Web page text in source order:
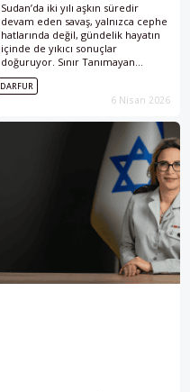
Sudan’da iki yılı aşkın süredir
devam eden savaş, yalnızca cephe
hatlarında değil, gündelik hayatın
içinde de yıkıcı sonuçlar
doğuruyor. Sınır Tanımayan
Doktorlar (MSF) tarafından
yayımlanan yeni rapor, cinsel
şiddetin çatışmanın sistematik ve
geldiğini ortaya koyuyor. Veriler,
mağdurların büyük çoğunluğunun
kadınlar ve kız çocukları olduğunu
ve saldırıların sıklıkla silahlı kişiler
tarafından gerçekleştirildiğini
DARFUR
6 Nisan 2026